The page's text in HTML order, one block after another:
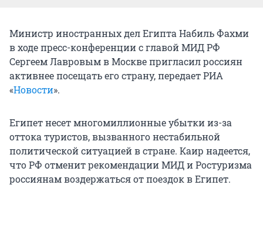
Министр иностранных дел Египта Набиль Фахми
в ходе пресс-конференции с главой МИД РФ
Сергеем Лавровым в Москве пригласил россиян
активнее посещать его страну, передает РИА
«Новости».
Египет несет многомиллионные убытки из-за
оттока туристов, вызванного нестабильной
политической ситуацией в стране. Каир надеется,
что РФ отменит рекомендации МИД и Ростуризма
россиянам воздержаться от поездок в Египет.